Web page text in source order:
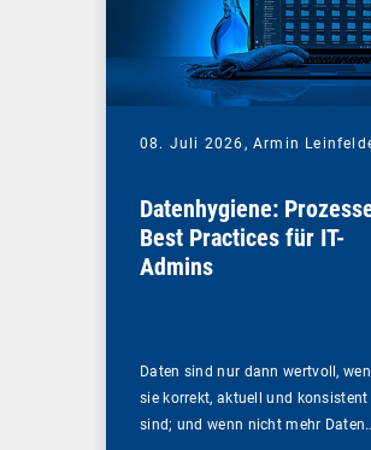
08. Juli 2026, Armin
Datenhygiene:
Best Practices für IT-
Admins
Daten sind nur dann wertvoll,
sie korrekt, aktuell und konsistent
sind; und wenn nicht mehr